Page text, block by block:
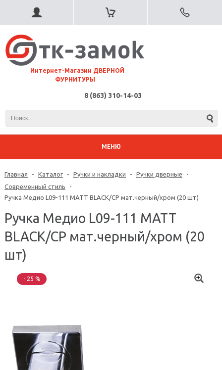
⠀Интернет-Магазин ДВЕРНОЙ
ФУРНИТУРЫ
8 (863) 310-14-03
МЕНЮ
Главная - Каталог - Ручки и накладки - Ручки дверные
-
Современный стиль
-
Ручка Медио L09-111 MATT BLACK/CP мат.черный/хром (20 шт)
Ручка Медио L09-111 MATT
BLACK/CP мат.черный/хром (20
шт)
- 25 %